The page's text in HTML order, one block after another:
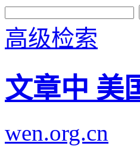
高级检索
文章中 美
wen.org.cn